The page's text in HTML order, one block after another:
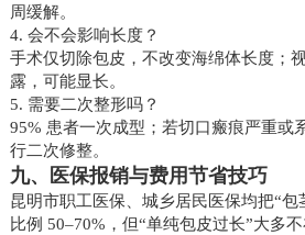
周缓解。
4. 会不会影响长度？
手术仅切除包皮，不改变海绵体长度；
露，可能显长。
5. 需要二次整形吗？
95% 患者一次成型；若切口瘢痕严重或
行二次修整。
九、医保报销与费用节省技巧
昆明市职工医保、城乡居民医保均把“包
比例 50–70%，但“单纯包皮过长”大多